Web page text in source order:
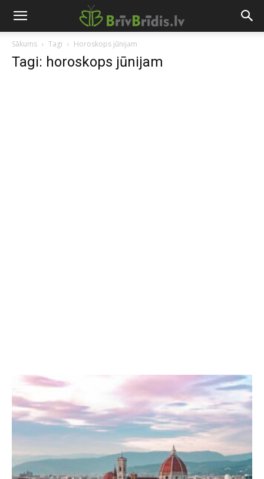
Sākums Tagi Horoskops jūnijam
Tagi: horoskops jūnijam